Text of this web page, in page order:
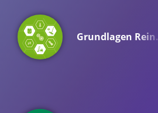
Grundlagen Rein…